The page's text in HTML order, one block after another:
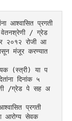
आश्वासित प्रगती
वेतनश्रेणी / ग्रेड
२०१२ रोजी आ
मंजूर करण्यात
(स्त्री) या प
दिनांक ५
/ग्रेड पे सह अ
प्रगती
आरोग्य सेवक